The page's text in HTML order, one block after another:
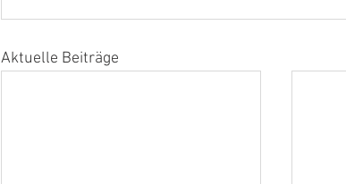
Aktuelle Beiträge